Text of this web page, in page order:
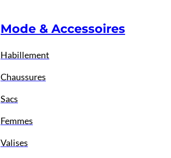
Mode & Accessoires
Habillement
Chaussures
Sacs
Femmes
Valises